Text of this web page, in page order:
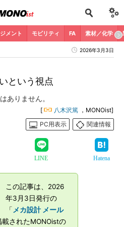
メント モビリティ FA 素材／化学
2026年3月3日
という視点
ありません。
[ 八木沢篤 ，MONOist]
PC用表示
関連情報
LINE Hatena
この記事は、2026
年3月3日発行の
「 メカ設計 メール
載されたMONOistの